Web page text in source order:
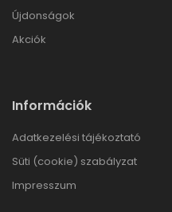
Újdonságok
Akciók
Információk
Adatkezelési tájékoztató
Süti (cookie) szabályzat
Impresszum